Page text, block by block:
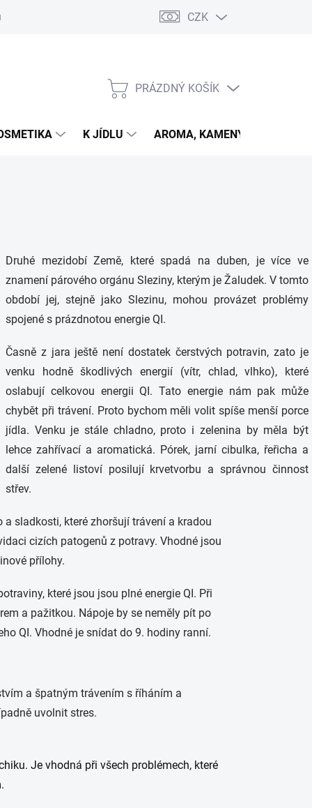
CZK
NÁKUPNÍ
PRÁZDNÝ KOŠÍK
K JÍDLU AROMA, KAMENY
Druhé mezidobí Země, které spadá na duben, je více ve
znamení párového orgánu Sleziny, kterým je Žaludek. V tomto
období jej, stejně jako Slezinu, mohou provázet problémy
spojené s prázdnotou energie QI.
Časně z jara ještě není dostatek čerstvých potravin, zato je
venku hodně škodlivých energií (vítr, chlad, vlhko), které
oslabují celkovou energii QI. Tato energie nám pak může
chybět při trávení. Proto bychom měli volit spíše menší porce
jídla. Venku je stále chladno, proto i zelenina by měla být
lehce zahřívací a aromatická. Pórek, jarní cibulka, řeřicha a
další zelené listoví posilují krvetvorbu a správnou činnost
střev.
sladkosti, které zhoršují trávení a kradou
cizích patogenů z potravy. Vhodné jsou
přílohy.
které jsou jsou plné energie QI. Při
a pažitkou. Nápoje by se neměly pít po
QI. Vhodné je snídat do 9. hodiny ranní.
a špatným trávením s říháním a
uvolnit stres.
Je vhodná při všech problémech, které